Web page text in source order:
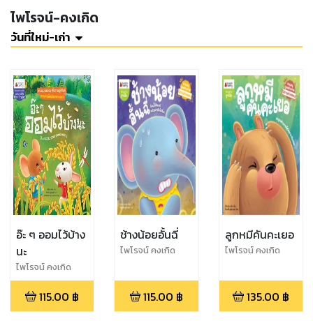
ไพโรจน์-คงเกิด
วันที่ใหม่-เก่า
อ๊ะ ๆ ออมไว้บ้าง
นะ
ไพโรจน์ คงเกิด
115.00 ฿
ช้างน้อยอั้นฉี่
ไพโรจน์ คงเกิด
115.00 ฿
ลูกหมีคันคะเยอ
ไพโรจน์ คงเกิด
135.00 ฿